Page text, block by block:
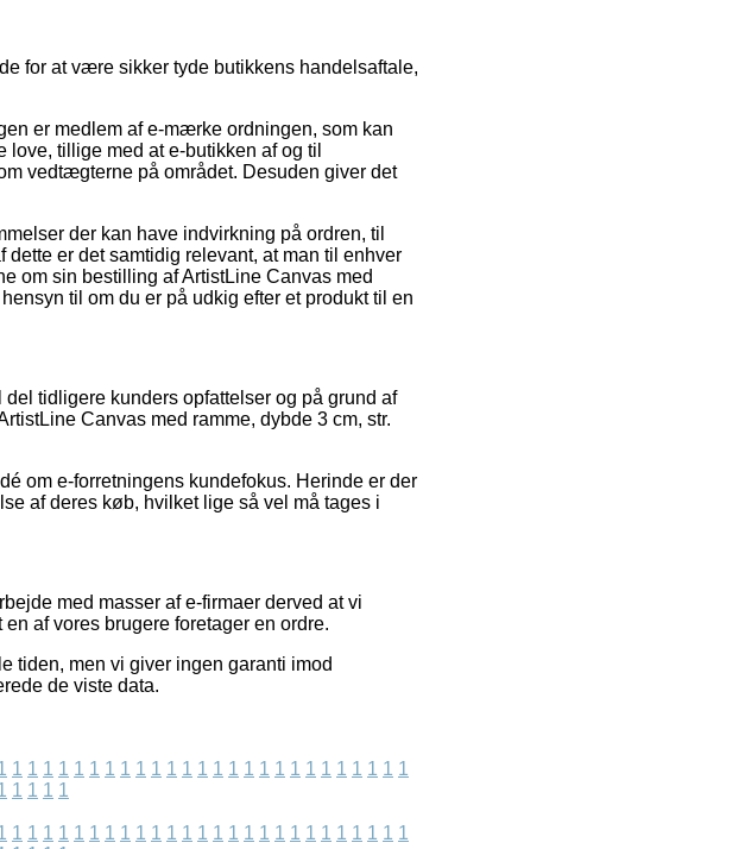
for at være sikker tyde butikkens handelsaftale,
er medlem af e-mærke ordningen, som kan
tillige med at e-butikken af og til
vedtægterne på området. Desuden giver det
der kan have indvirkning på ordren, til
er det samtidig relevant, at man til enhver
om sin bestilling af ArtistLine Canvas med
til om du er på udkig efter et produkt til en
tidligere kunders opfattelser og på grund af
Canvas med ramme, dybde 3 cm, str.
om e-forretningens kundefokus. Herinde er der
af deres køb, hvilket lige så vel må tages i
med masser af e-firmaer derved at vi
af vores brugere foretager en ordre.
tiden, men vi giver ingen garanti imod
de viste data.
1 1 1 1 1 1 1 1 1 1 1 1 1 1 1 1 1 1 1 1 1 1 1 1 1 1
1 1 1 1
1 1 1 1 1 1 1 1 1 1 1 1 1 1 1 1 1 1 1 1 1 1 1 1 1 1